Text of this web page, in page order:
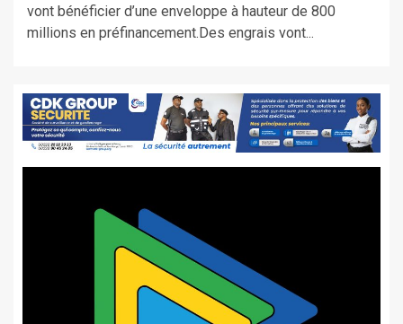
vont bénéficier d’une enveloppe à hauteur de 800
millions en préfinancement.Des engrais vont...